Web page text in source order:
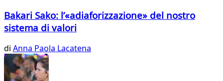
Bakari Sako: l’«adiaforizzazione» del nostro
sistema di valori
di Anna Paola Lacatena